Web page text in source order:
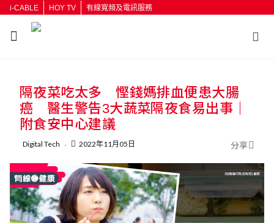
i-CABLE HOY TV 有線寬頻及電訊服務
按輸入鍵開始搜尋
隔夜菜吃太多 慳錢媽排血便患大腸
癌 醫生警告3大蔬菜隔夜食易出事｜
附食安中心建議
Digital Tech 2022年11月05日 分享